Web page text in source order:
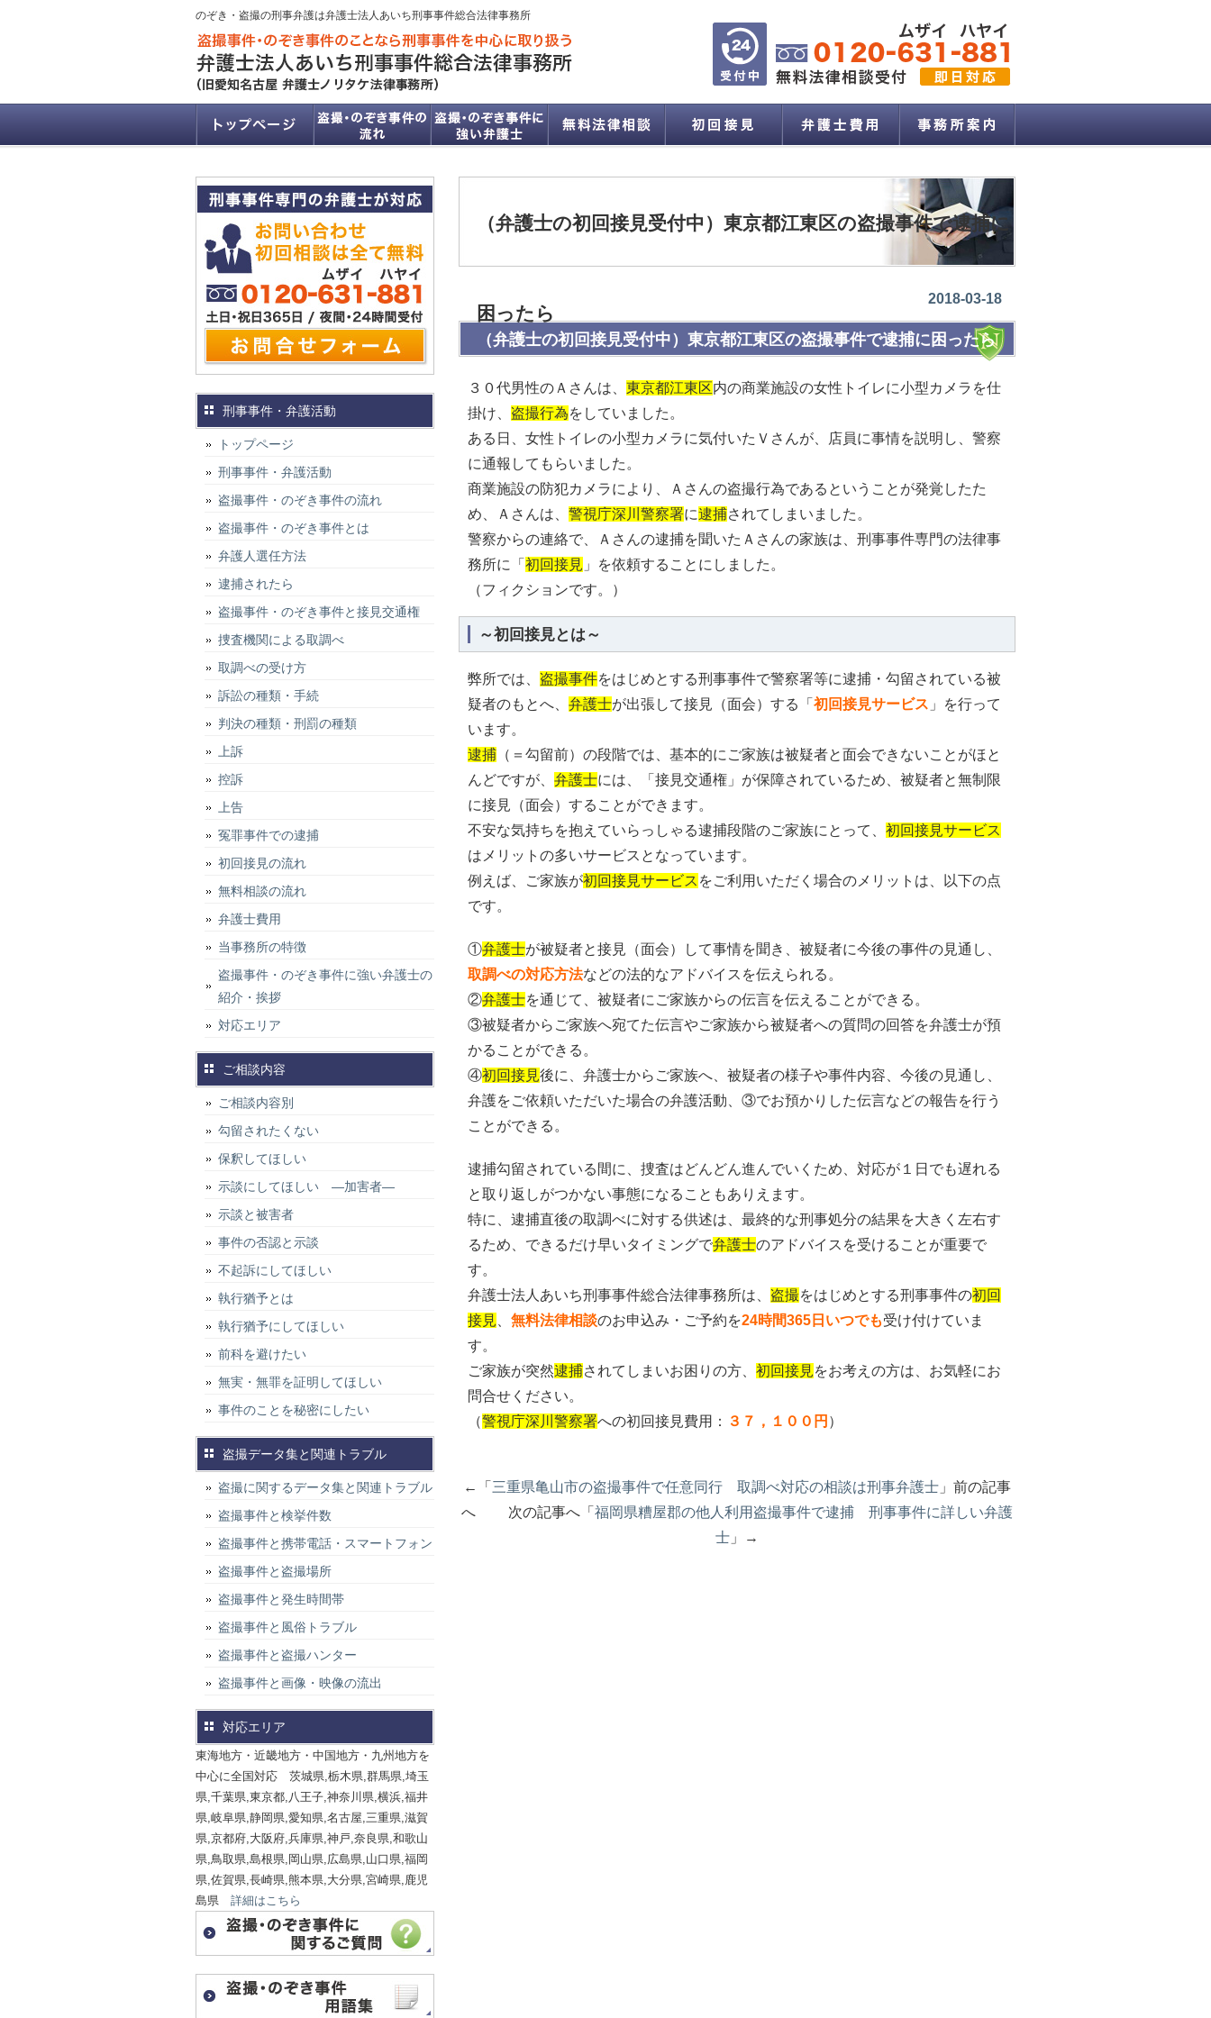
のぞき・盗撮の刑事弁護は弁護士法人あいち刑事事件総合法律事務所
（弁護士の初回接見受付中）東京都江東区の盗撮事件で逮捕に
困ったら
2018-03-18
（弁護士の初回接見受付中）東京都江東区の盗撮事件で逮捕に困ったら
３０代男性のＡさんは、 東京都江東区内の商業施設の女性トイレに小型カメラを仕
掛け、 盗撮行為をしていました。
ある日、女性トイレの小型カメラに気付いたＶさんが、店員に事情を説明し、警察
に通報してもらいました。
商業施設の防犯カメラにより、Ａさんの盗撮行為であるということが発覚したた
め、Ａさんは、 警視庁深川警察署に逮捕されてしまいました。
警察からの連絡で、Ａさんの逮捕を聞いたＡさんの家族は、刑事事件専門の法律事
務所に「 初回接見 」を依頼することにしました。
（フィクションです。）
～初回接見とは～
弊所では、 盗撮事件をはじめとする刑事事件で警察署等に逮捕・勾留されている被
疑者のもとへ、 弁護士が出張して接見（面会）する「 初回接見サービス 」を行って
います。
逮捕 （＝勾留前）の段階では、基本的にご家族は被疑者と面会できないことがほと
んどですが、 弁護士には、「接見交通権」が保障されているため、被疑者と無制限
に接見（面会）することができます。
不安な気持ちを抱えていらっしゃる逮捕段階のご家族にとって、 初回接見サービス
はメリットの多いサービスとなっています。
例えば、ご家族が初回接見サービス をご利用いただく場合のメリットは、以下の点
です。
①弁護士が被疑者と接見（面会）して事情を聞き、被疑者に今後の事件の見通し、
取調べの対応方法などの法的なアドバイスを伝えられる。
②弁護士を通じて、被疑者にご家族からの伝言を伝えることができる。
③被疑者からご家族へ宛てた伝言やご家族から被疑者への質問の回答を弁護士が預
かることができる。
④初回接見後に、弁護士からご家族へ、被疑者の様子や事件内容、今後の見通し、
弁護をご依頼いただいた場合の弁護活動、③でお預かりした伝言などの報告を行う
ことができる。
逮捕勾留されている間に、捜査はどんどん進んでいくため、対応が１日でも遅れる
と取り返しがつかない事態になることもありえます。
特に、逮捕直後の取調べに対する供述は、最終的な刑事処分の結果を大きく左右す
るため、できるだけ早いタイミングで弁護士のアドバイスを受けることが重要で
す。
弁護士法人あいち刑事事件総合法律事務所は、 盗撮をはじめとする刑事事件の初回
接見
無料法律相談のお申込み・ご予約を24時間365日いつでも受け付けていま
す。
ご家族が突然逮捕されてしまいお困りの方、 初回接見をお考えの方は、お気軽にお
問合せください。
（警視庁深川警察署への初回接見費用： ３７，１００円 ）
←「 三重県亀山市の盗撮事件で任意同行 取調べ対応の相談は刑事弁護士 」前の記事
へ 次の記事へ「 福岡県糟屋郡の他人利用盗撮事件で逮捕 刑事事件に詳しい弁護
士 」→
刑事事件・弁護活動
トップページ
刑事事件・弁護活動
盗撮事件・のぞき事件の流れ
盗撮事件・のぞき事件とは
弁護人選任方法
逮捕されたら
盗撮事件・のぞき事件と接見交通権
捜査機関による取調べ
取調べの受け方
訴訟の種類・手続
判決の種類・刑罰の種類
上訴
控訴
上告
冤罪事件での逮捕
初回接見の流れ
無料相談の流れ
弁護士費用
当事務所の特徴
盗撮事件・のぞき事件に強い弁護士の
紹介・挨拶
対応エリア
ご相談内容
ご相談内容別
勾留されたくない
保釈してほしい
示談にしてほしい ―加害者―
示談と被害者
事件の否認と示談
不起訴にしてほしい
執行猶予とは
執行猶予にしてほしい
前科を避けたい
無実・無罪を証明してほしい
事件のことを秘密にしたい
盗撮データ集と関連トラブル
盗撮に関するデータ集と関連トラブル
盗撮事件と検挙件数
盗撮事件と携帯電話・スマートフォン
盗撮事件と盗撮場所
盗撮事件と発生時間帯
盗撮事件と風俗トラブル
盗撮事件と盗撮ハンター
盗撮事件と画像・映像の流出
対応エリア
東海地方・近畿地方・中国地方・九州地方を
中心に全国対応 茨城県,栃木県,群馬県,埼玉
県,千葉県,東京都,八王子,神奈川県,横浜,福井
県,岐阜県,静岡県,愛知県,名古屋,三重県,滋賀
県,京都府,大阪府,兵庫県,神戸,奈良県,和歌山
県,鳥取県,島根県,岡山県,広島県,山口県,福岡
県,佐賀県,長崎県,熊本県,大分県,宮崎県,鹿児
島県 詳細はこちら